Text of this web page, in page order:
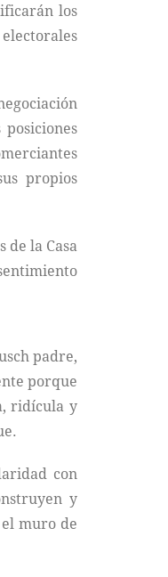
los
propios
de la Casa
padre,
porque
ridícula y
con
y
muro de